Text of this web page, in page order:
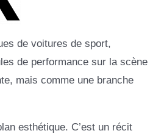
de voitures de sport,
de performance sur la scène
mais comme une branche
esthétique. C’est un récit